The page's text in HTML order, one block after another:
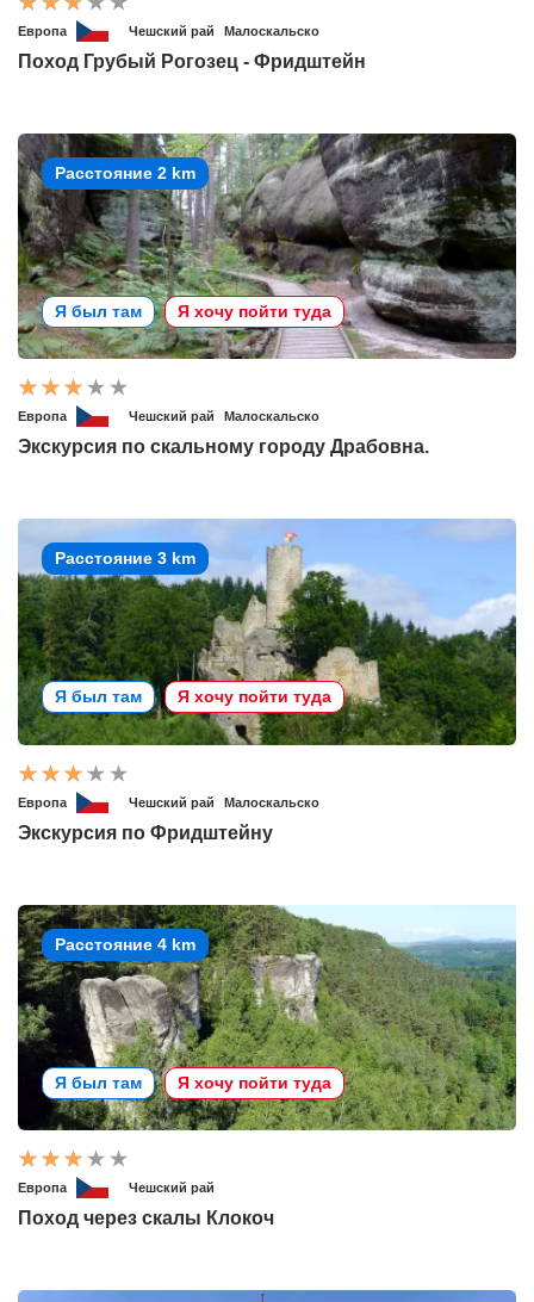
Европа Чешский рай Малоскальско
Поход Грубый Рогозец - Фридштейн
Расстояние 2 km
Я был там Я хочу пойти туда
Европа Чешский рай Малоскальско
Экскурсия по скальному городу Драбовна.
Расстояние 3 km
Я был там Я хочу пойти туда
Европа Чешский рай Малоскальско
Экскурсия по Фридштейну
Расстояние 4 km
Я был там Я хочу пойти туда
Европа Чешский рай
Поход через скалы Клокоч